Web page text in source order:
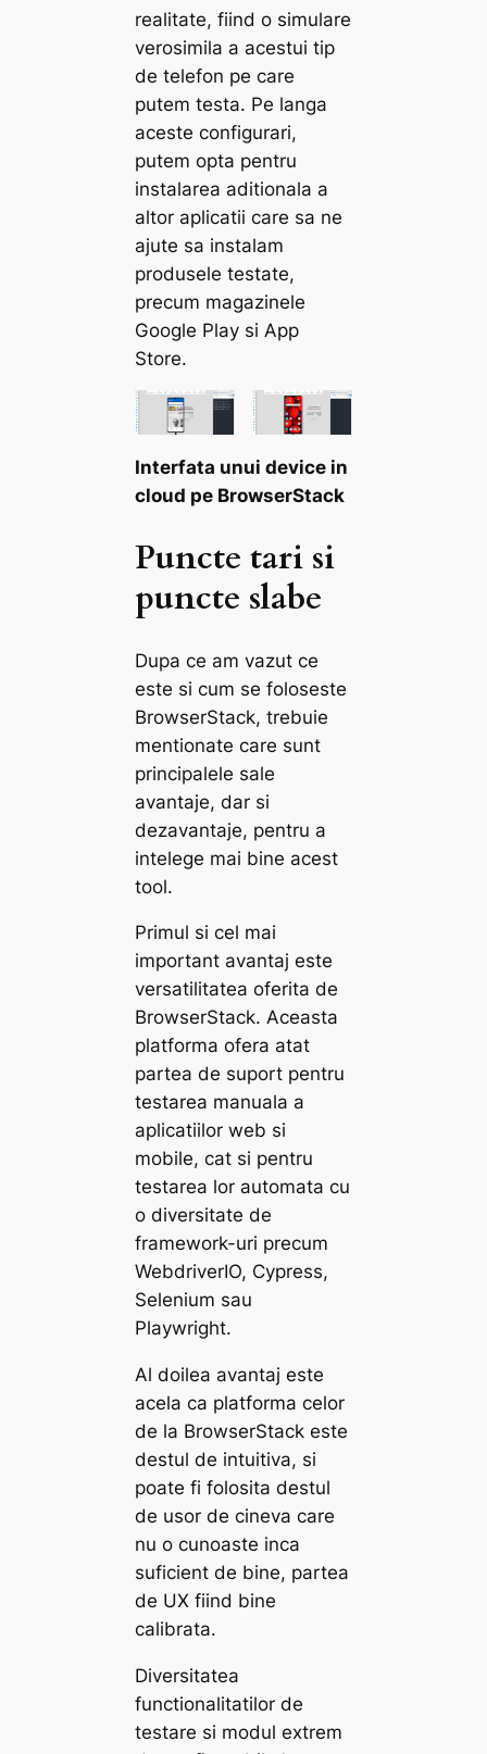
realitate, fiind o simulare
verosimila a acestui tip
de telefon pe care
putem testa. Pe langa
aceste configurari,
putem opta pentru
instalarea aditionala a
altor aplicatii care sa ne
ajute sa instalam
produsele testate,
precum magazinele
Google Play si App
Store.
Interfata unui device in
cloud pe BrowserStack
Puncte tari si
puncte slabe
Dupa ce am vazut ce
este si cum se foloseste
BrowserStack, trebuie
mentionate care sunt
principalele sale
avantaje, dar si
dezavantaje, pentru a
intelege mai bine acest
tool.
Primul si cel mai
important avantaj este
versatilitatea oferita de
BrowserStack. Aceasta
platforma ofera atat
partea de suport pentru
testarea manuala a
aplicatiilor web si
mobile, cat si pentru
testarea lor automata cu
o diversitate de
framework-uri precum
WebdriverIO, Cypress,
Selenium sau
Playwright.
Al doilea avantaj este
acela ca platforma celor
de la BrowserStack este
destul de intuitiva, si
poate fi folosita destul
de usor de cineva care
nu o cunoaste inca
suficient de bine, partea
de UX fiind bine
calibrata.
Diversitatea
functionalitatilor de
testare si modul extrem